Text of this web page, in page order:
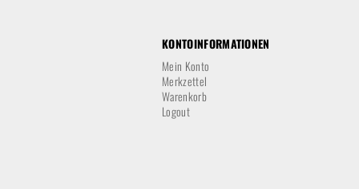
KONTOINFORMATIONEN
Mein Konto
Merkzettel
Warenkorb
Logout